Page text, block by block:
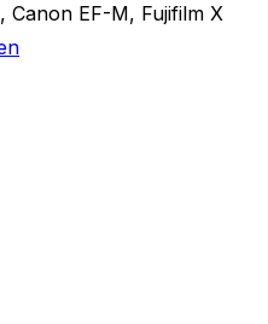
Canon EF-M, Fujifilm X